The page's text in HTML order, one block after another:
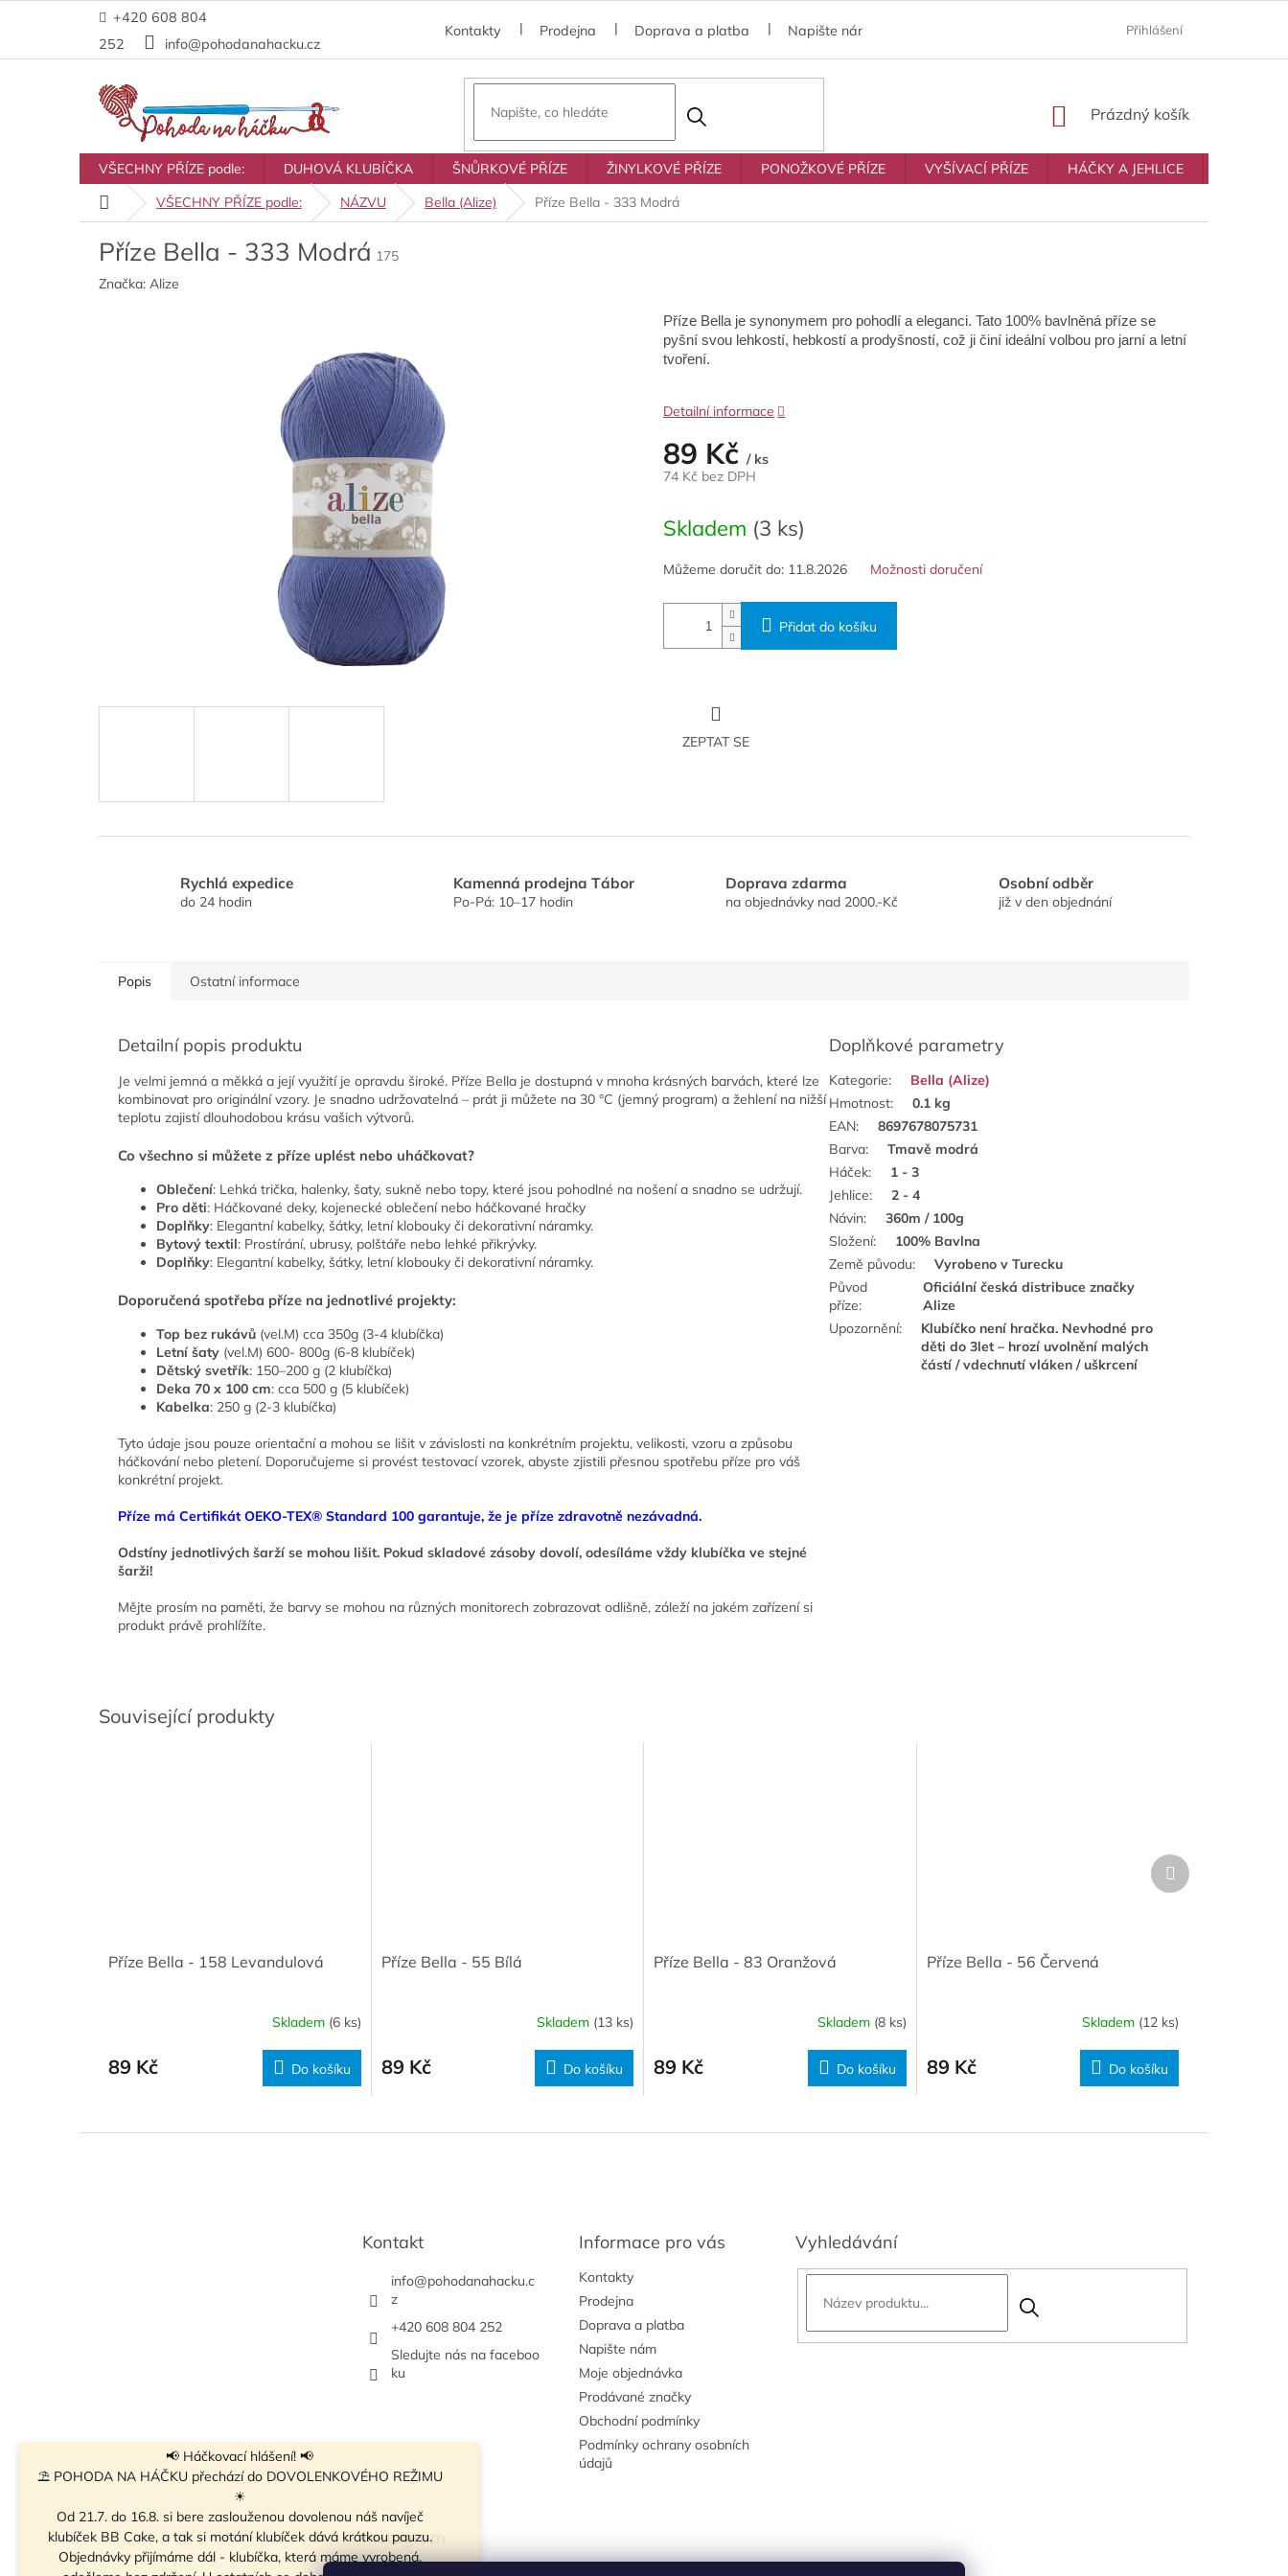
📢 Háčkovací hlášení! 📢
⛱ POHODA NA HÁČKU přechází do DOVOLENKOVÉHO REŽIMU
☀
Od 21.7. do 16.8. si bere zaslouženou dovolenou náš navíječ
klubíček BB Cake, a tak si motání klubíček dává krátkou pauzu.
Objednávky přijímáme dál - klubíčka, která máme vyrobená,
+420 608 804
252
info@pohodanahacku.cz
Kontakty Prodejna Doprava a platba Napište nám Prodávané značky
Přihlášení
NÁKUPNÍ
Prázdný košík
VŠECHNY PŘÍZE podle: DUHOVÁ KLUBÍČKA ŠNŮRKOVÉ PŘÍZE ŽINYLKOVÉ PŘÍZE PONOŽKOVÉ PŘÍZE VYŠÍVACÍ PŘÍZE HÁČKY A JEHLICE
Domů VŠECHNY PŘÍZE podle: NÁZVU Bella (Alize) Příze Bella - 333 Modrá
Příze Bella - 333 Modrá 175
Značka: Alize
89 Kč / ks
74 Kč bez DPH
cena:
Skladem (3 ks)
Můžeme doručit do: 11.8.2026 Možnosti doručení
Přidat do košíku
Příze Bella je synonymem pro pohodlí a eleganci. Tato 100% bavlněná příze se
pyšní svou lehkostí, hebkostí a prodyšností, což ji činí ideální volbou pro jarní a letní
tvoření.
Detailní informace
ZEPTAT SE
Rychlá expedice
do 24 hodin
Kamenná prodejna Tábor
Po-Pá: 10–17 hodin
Doprava zdarma
na objednávky nad 2000.-Kč
Osobní odběr
již v den objednání
Související produkty
Příze Bella - 158 Levandulová
Skladem (6 ks)
89 Kč Do košíku
Příze Bella - 55 Bílá
Skladem (13 ks)
89 Kč Do košíku
Příze Bella - 83 Oranžová
Skladem (8 ks)
89 Kč Do košíku
Příze Bella - 56 Červená
Skladem (12 ks)
89 Kč Do košíku
Další
produkt
Popis Ostatní informace
Detailní popis produktu
Je velmi jemná a měkká a její využití je opravdu široké. Příze Bella je dostupná v mnoha krásných barvách, které lze
kombinovat pro originální vzory. Je snadno udržovatelná – prát ji můžete na 30 °C (jemný program) a žehlení na nižší
teplotu zajistí dlouhodobou krásu vašich výtvorů.
Co všechno si můžete z příze uplést nebo uháčkovat?
Oblečení: Lehká trička, halenky, šaty, sukně nebo topy, které jsou pohodlné na nošení a snadno se udržují.
Pro děti: Háčkované deky, kojenecké oblečení nebo háčkované hračky
Doplňky: Elegantní kabelky, šátky, letní klobouky či dekorativní náramky.
Bytový textil: Prostírání, ubrusy, polštáře nebo lehké přikrývky.
Doplňky: Elegantní kabelky, šátky, letní klobouky či dekorativní náramky.
Doporučená spotřeba příze na jednotlivé projekty:
Top bez rukávů (vel.M) cca 350g (3-4 klubíčka)
Letní šaty (vel.M) 600- 800g (6-8 klubíček)
Dětský svetřík: 150–200 g (2 klubíčka)
Deka 70 x 100 cm: cca 500 g (5 klubíček)
Kabelka: 250 g (2-3 klubíčka)
Tyto údaje jsou pouze orientační a mohou se lišit v závislosti na konkrétním projektu, velikosti, vzoru a způsobu
háčkování nebo pletení. Doporučujeme si provést testovací vzorek, abyste zjistili přesnou spotřebu příze pro váš
konkrétní projekt.
Příze má Certifikát OEKO-TEX® Standard 100 garantuje, že je příze zdravotně nezávadná.
Odstíny jednotlivých šarží se mohou lišit. Pokud skladové zásoby dovolí, odesíláme vždy klubíčka ve stejné
šarži!
Mějte prosím na paměti, že barvy se mohou na různých monitorech zobrazovat odlišně, záleží na jakém zařízení si
produkt právě prohlížíte.
Doplňkové parametry
Kategorie:
Bella (Alize)
Hmotnost:
0.1 kg
EAN:
8697678075731
Barva:
Tmavě modrá
Háček:
1 - 3
Jehlice:
2 - 4
Návin:
360m / 100g
Složení:
100% Bavlna
Země původu:
Vyrobeno v Turecku
Původ
příze:
Oficiální česká distribuce značky
Alize
Upozornění:
Klubíčko není hračka. Nevhodné pro
děti do 3let – hrozí uvolnění malých
částí / vdechnutí vláken / uškrcení
Kontakt
info@pohodanahacku.c
z
+420 608 804 252
Sledujte nás na faceboo
ku
Informace pro vás
Kontakty
Prodejna
Doprava a platba
Napište nám
Moje objednávka
Prodávané značky
Obchodní podmínky
Podmínky ochrany osobních
údajů
Vyhledávání
Instagram